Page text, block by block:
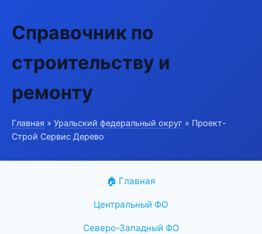
Справочник по
строительству и
ремонту
Главная » Уральский федеральный округ » Проект-
Строй Сервис Дерево
🏠 Главная
Центральный ФО
Северо-Западный ФО